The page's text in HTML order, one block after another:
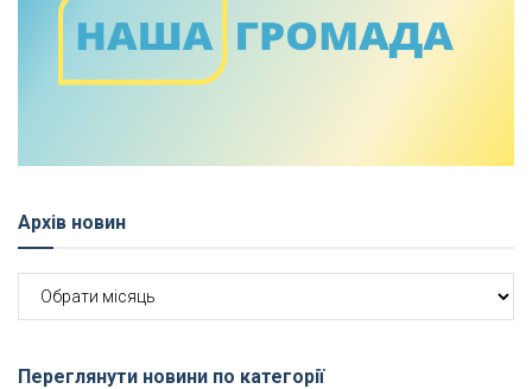
Архів новин
Архів
новин
Переглянути новини по категорії